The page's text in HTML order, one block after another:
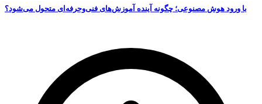
با ورود هوش مصنوعی؛ چگونه آینده آموزش‌های فنی‌وحرفه‌ای متحول می‌شود؟